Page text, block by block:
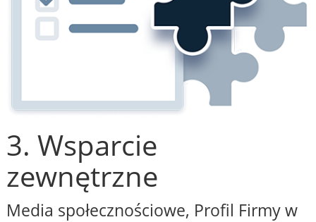
3. Wsparcie
zewnętrzne
Media społecznościowe, Profil Firmy w